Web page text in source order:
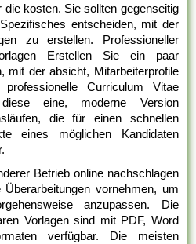
kosten. Sie sollten gegenseitig
entscheiden, mit der
zu erstellen. Professioneller
Erstellen Sie ein paar
mit der absicht, Mitarbeiterprofile
Curriculum Vitae
diese eine, moderne Version
die für einen schnellen
eines möglichen Kandidaten
Betrieb online nachschlagen
vornehmen, um
anzupassen. Die
Vorlagen sind mit PDF, Word
verfügbar. Die meisten